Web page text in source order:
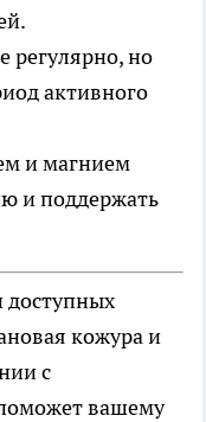
регулярно, но
активного
и магнием
и поддержать
доступных
кожура и
с
вашему